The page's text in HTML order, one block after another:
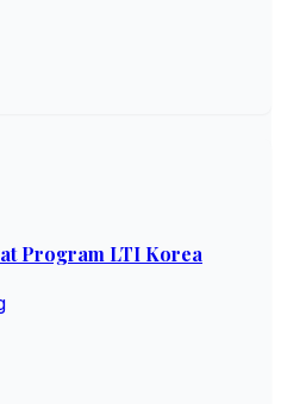
Program LTI Korea